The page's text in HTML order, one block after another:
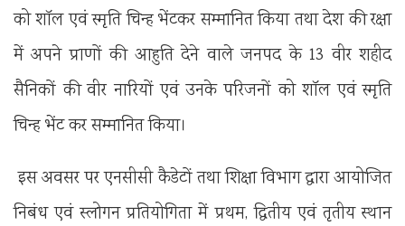
को शॉल एवं स्मृति चिन्ह भेंटकर सम्मानित किया तथा देश की रक्षा
में अपने प्राणों की आहुति देने वाले जनपद के 13 वीर शहीद
सैनिकों की वीर नारियों एवं उनके परिजनों को शॉल एवं स्मृति
चिन्ह भेंट कर सम्मानित किया।
इस अवसर पर एनसीसी कैडेटों तथा शिक्षा विभाग द्वारा आयोजित
निबंध एवं स्लोगन प्रतियोगिता में प्रथम, द्वितीय एवं तृतीय स्थान